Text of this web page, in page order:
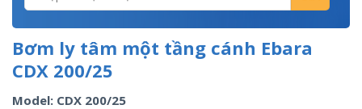
Bơm ly tâm một tầng cánh Ebara
CDX 200/25
Model: CDX 200/25